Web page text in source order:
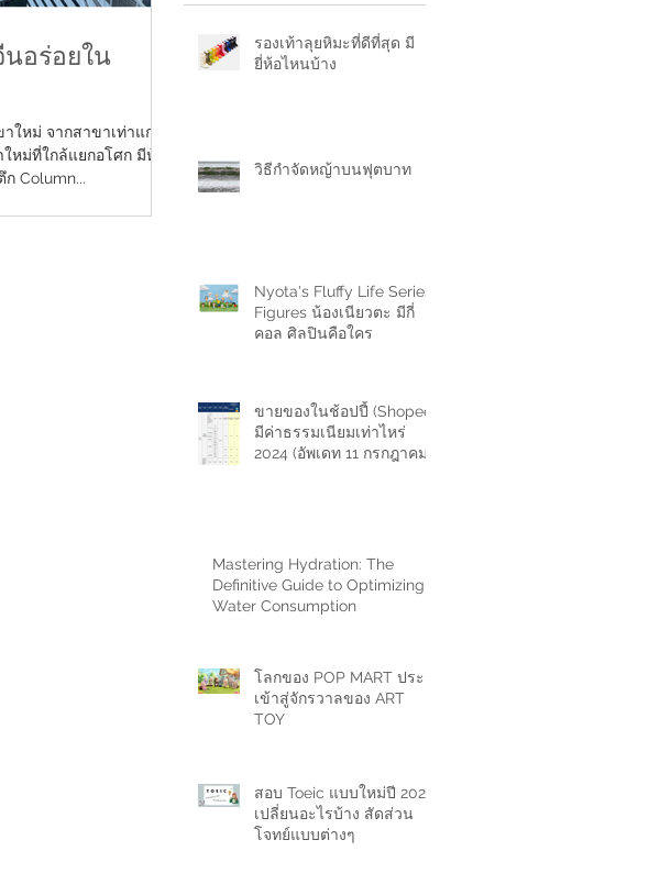
อร่อยใน
ใหม่ จากสาขาเท่าแก่
หม่ที่ใกล้แยกอโศก มีห้อง
Column...
รองเท้าลุยหิมะที่ดีที่สุด มี
ยี่ห้อไหนบ้าง
วิธีกำจัดหญ้าบนฟุตบาท
Nyota's Fluffy Life Series
Figures น้องเนียวตะ มีกี่
คอล ศิลปินคือใคร
ขายของในช้อปปี้ (Shopee)
มีค่าธรรมเนียมเท่าไหร่
2024 (อัพเดท 11 กรกฎาคม
Mastering Hydration: The
Definitive Guide to Optimizing
Water Consumption
โลกของ POP MART ประตู
เข้าสู่จักรวาลของ ART
TOY
สอบ Toeic แบบใหม่ปี 2024
เปลี่ยนอะไรบ้าง สัดส่วน
โจทย์แบบต่างๆ